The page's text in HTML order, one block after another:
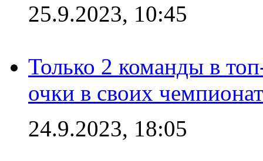
25.9.2023, 10:45
Только 2 команды в
очки в своих
24.9.2023, 18:05